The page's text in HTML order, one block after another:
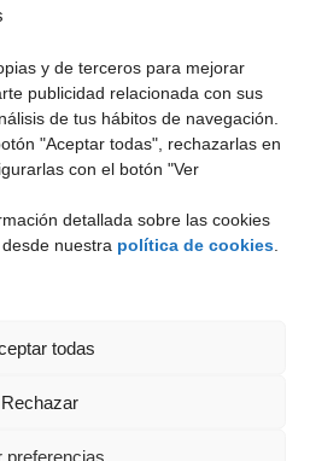
y de terceros para mejorar
publicidad relacionada con sus
de tus hábitos de navegación.
"Aceptar todas", rechazarlas en
con el botón "Ver
detallada sobre las cookies
nuestra política de cookies
todas
Rechazar
preferencias